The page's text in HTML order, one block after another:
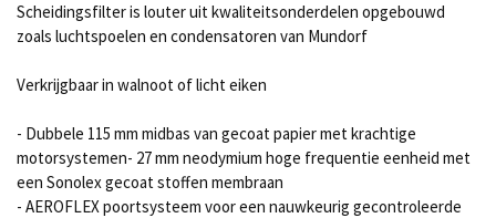
Scheidingsfilter is louter uit kwaliteitsonderdelen opgebouwd
zoals luchtspoelen en condensatoren van Mundorf
Verkrijgbaar in walnoot of licht eiken
- Dubbele 115 mm midbas van gecoat papier met krachtige
motorsystemen- 27 mm neodymium hoge frequentie eenheid met
een Sonolex gecoat stoffen membraan
- AEROFLEX poortsysteem voor een nauwkeurig gecontroleerde